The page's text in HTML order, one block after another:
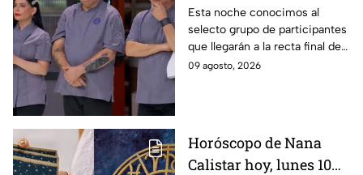
mejores cocineros de
MasterChef 24/7 rumbo
a la Gran Final
Esta noche conocimos al
selecto grupo de participantes
que llegarán a la recta final de
MasterChef 24/7.
09 agosto, 2026
Horóscopo de Nana
Calistar hoy, lunes 10